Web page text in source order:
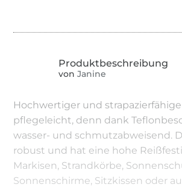
von Janine
Hochwertiger und
pflegeleicht, denn dank
wasser- und schmutzabweisend.
robust und hat eine hohe
Markisen, Strandkörbe,
Sonnenschirme, Sitzkissen oder